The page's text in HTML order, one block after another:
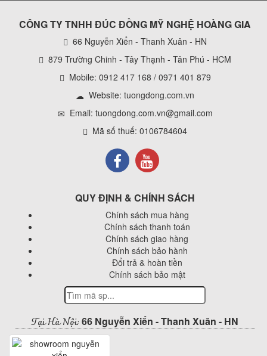
CÔNG TY TNHH ĐÚC ĐỒNG MỸ NGHỆ HOÀNG GIA
66 Nguyễn Xiển - Thanh Xuân - HN
879 Trường Chinh - Tây Thạnh - Tân Phú - HCM
Mobile: 0912 417 168 / 0971 401 879
Website: tuongdong.com.vn
Email: tuongdong.com.vn@gmail.com
Mã số thuế: 0106784604
QUY ĐỊNH & CHÍNH SÁCH
Chính sách mua hàng
Chính sách thanh toán
Chính sách giao hàng
Chính sách bảo hành
Đổi trả & hoàn tiền
Chính sách bảo mật
Tại Hà Nội: 66 Nguyễn Xiển - Thanh Xuân - HN